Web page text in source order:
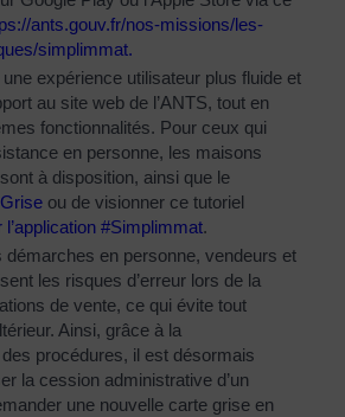
ants.gouv.fr/nos-missions/les-
simplimmat.
expérience utilisateur plus fluide et
au site web de l’ANTS, tout en
fonctionnalités. Pour ceux qui
en personne, les maisons
à disposition, ainsi que le
ou de visionner ce tutoriel
l’application #Simplimmat.
démarches en personne, vendeurs et
les risques d’erreur lors de la
de vente, ce qui évite tout
Ainsi, grâce à la
procédures, il est désormais
la cession administrative d’un
une nouvelle carte grise en